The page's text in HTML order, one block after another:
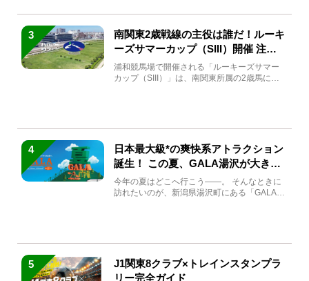
3
南関東2歳戦線の主役は誰だ！ルーキ
ーズサマーカップ（SIII）開催 注目
馬と見どころをチェック
浦和競馬場で開催される「ルーキーズサマー
カップ（SIII）」は、南関東所属の2歳馬によ
4
日本最大級*の爽快系アトラクション
誕生！ この夏、GALA湯沢が大きく
生まれ変わる
今年の夏はどこへ行こう――。 そんなときに
訪れたいのが、新潟県湯沢町にある「GALA湯
5
J1関東8クラブ×トレインスタンプラ
リー完全ガイド